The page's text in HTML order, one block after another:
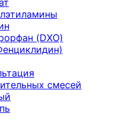
(DXO)
смесей